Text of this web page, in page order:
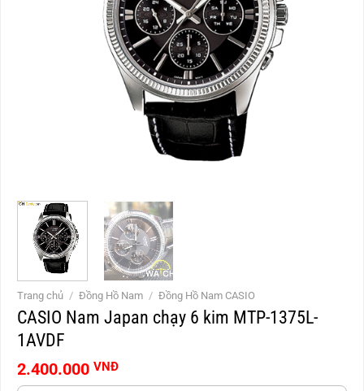
Trang chủ / Đồng Hồ Nam / Đồng Hồ Nam CASIO
CASIO Nam Japan chạy 6 kim MTP-1375L-
1AVDF
2.400.000 VNĐ